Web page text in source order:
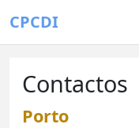
CPCDI
Contactos
Porto